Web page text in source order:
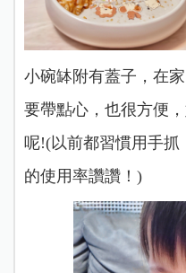
小碗缽附有蓋子，在
要帶點心，也很方便
呢!(以前都習慣用手抓
的使用率讚讚！)